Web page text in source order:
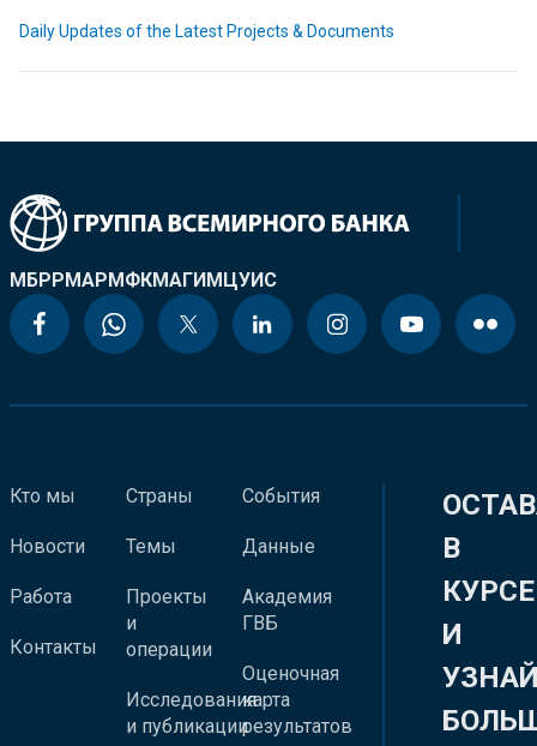
Daily Updates of the Latest Projects & Documents
МБРРМАРМФКМАГИМЦУИС
Кто мы
Новости
Работа
Контакты
Страны
Темы
Проекты
и
операции
Исследования
и публикации
События
Данные
Академия
ГВБ
Оценочная
карта
результатов
В
КУРСЕ
И